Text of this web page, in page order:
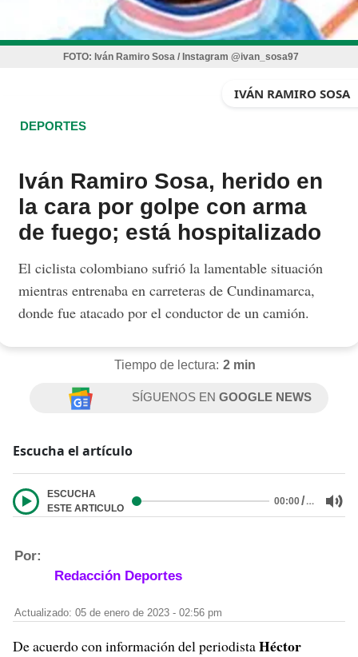
FOTO: Iván Ramiro Sosa / Instagram @ivan_sosa97
IVÁN RAMIRO SOSA
DEPORTES
Iván Ramiro Sosa, herido en
la cara por golpe con arma
de fuego; está hospitalizado
El ciclista colombiano sufrió la lamentable situación
mientras entrenaba en carreteras de Cundinamarca,
donde fue atacado por el conductor de un camión.
Tiempo de lectura: 2 min
SÍGUENOS ENGOOGLE NEWS
Escucha el artículo
ESCUCHA
ESTE ARTICULO
00:00/…
Por:
Redacción Deportes
Actualizado: 05 de enero de 2023 - 02:56 pm
De acuerdo con información del periodistaHéctor